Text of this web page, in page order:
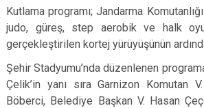
Kutlama programı; Jandarma
judo, güreş, step aerobik ve halk
gerçekleştirilen kortej yürüyüşünün
Şehir Stadyumu’nda düzenlenen
Çelik’in yanı sıra Garnizon Komutan
Böberci, Belediye Başkan V. Hasan